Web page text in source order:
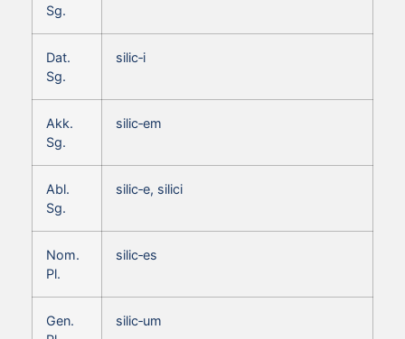
Sg.
Dat.
Sg.
silic‑i
Akk.
Sg.
silic‑em
Abl.
Sg.
silic‑e, silici
Nom.
Pl.
silic‑es
Gen.
silic‑um